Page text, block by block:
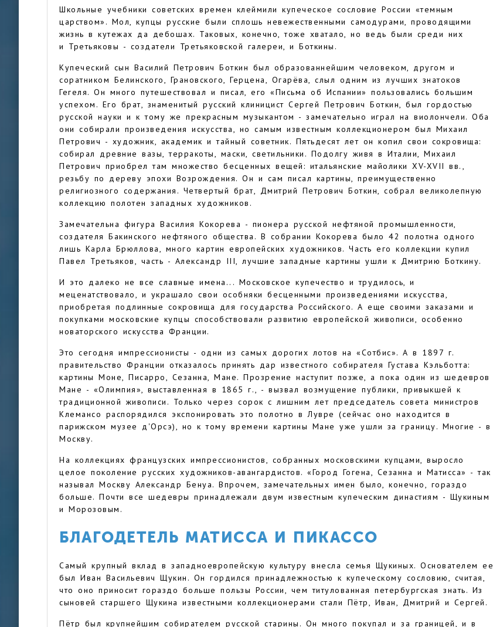
Школьные учебники советских времен клеймили купеческое сословие России «темным
царством». Мол, купцы русские были сплошь невежественными самодурами, проводящими
жизнь в кутежах да дебошах. Таковых, конечно, тоже хватало, но ведь были среди них
и Третьяковы - создатели Третьяковской галереи, и Боткины.
Купеческий сын Василий Петрович Боткин был образованнейшим человеком, другом и
соратником Белинского, Грановского, Герцена, Огарёва, слыл одним из лучших знатоков
Гегеля. Он много путешествовал и писал, его «Письма об Испании» пользовались большим
успехом. Его брат, знаменитый русский клиницист Сергей Петрович Боткин, был гордостью
русской науки и к тому же прекрасным музыкантом - замечательно играл на виолончели. Оба
они собирали произведения искусства, но самым известным коллекционером был Михаил
Петрович - художник, академик и тайный советник. Пятьдесят лет он копил свои сокровища:
собирал древние вазы, терракоты, маски, светильники. Подолгу живя в Италии, Михаил
Петрович приобрел там множество бесценных вещей: итальянские майолики XV-XVII вв.,
резьбу по дереву эпохи Возрождения. Он и сам писал картины, преимущественно
религиозного содержания. Четвертый брат, Дмитрий Петрович Боткин, собрал великолепную
коллекцию полотен западных художников.
Замечательна фигура Василия Кокорева - пионера русской нефтяной промышленности,
создателя Бакинского нефтяного общества. В собрании Кокорева было 42 полотна одного
лишь Карла Брюллова, много картин европейских художников. Часть его коллекции купил
Павел Третьяков, часть - Александр III, лучшие западные картины ушли к Дмитрию Боткину.
И это далеко не все славные имена... Московское купечество и трудилось, и
меценатствовало, и украшало свои особняки бесценными произведениями искусства,
приобретая подлинные сокровища для государства Российского. А еще своими заказами и
покупками московские купцы способствовали развитию европейской живописи, особенно
новаторского искусства Франции.
Это сегодня импрессионисты - одни из самых дорогих лотов на «Сотбис». А в 1897 г.
правительство Франции отказалось принять дар известного собирателя Густава Кэльботта:
картины Моне, Писарро, Сезанна, Мане. Прозрение наступит позже, а пока один из шедевров
Мане - «Олимпия», выставленная в 1865 г., - вызвал возмущение публики, привыкшей к
традиционной живописи. Только через сорок с лишним лет председатель совета министров
Клемансо распорядился экспонировать это полотно в Лувре (сейчас оно находится в
парижском музее д'Орсэ), но к тому времени картины Мане уже ушли за границу. Многие - в
Москву.
На коллекциях французских импрессионистов, собранных московскими купцами, выросло
целое поколение русских художников-авангардистов. «Город Гогена, Сезанна и Матисса» - так
называл Москву Александр Бенуа. Впрочем, замечательных имен было, конечно, гораздо
больше. Почти все шедевры принадлежали двум известным купеческим династиям - Щукиным
и Морозовым.
БЛАГОДЕТЕЛЬ МАТИССА И ПИКАССО
Самый крупный вклад в западноевропейскую культуру внесла семья Щукиных. Основателем ее
был Иван Васильевич Щукин. Он гордился принадлежностью к купеческому сословию, считая,
что оно приносит гораздо больше пользы России, чем титулованная петербургская знать. Из
сыновей старшего Щукина известными коллекционерами стали Пётр, Иван, Дмитрий и Сергей.
Пётр был крупнейшим собирателем русской старины. Он много покупал и за границей, и в